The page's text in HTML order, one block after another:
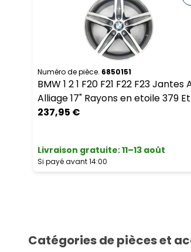
Numéro de pièce. 6850151
BMW 1 2 1 F20 F21 F22 F23 Jantes
Alliage 17" Rayons en etoile 379 Et
237,95 €
Livraison gratuite:11–13 août
Si payé avant 14:00
Catégories de pièces et